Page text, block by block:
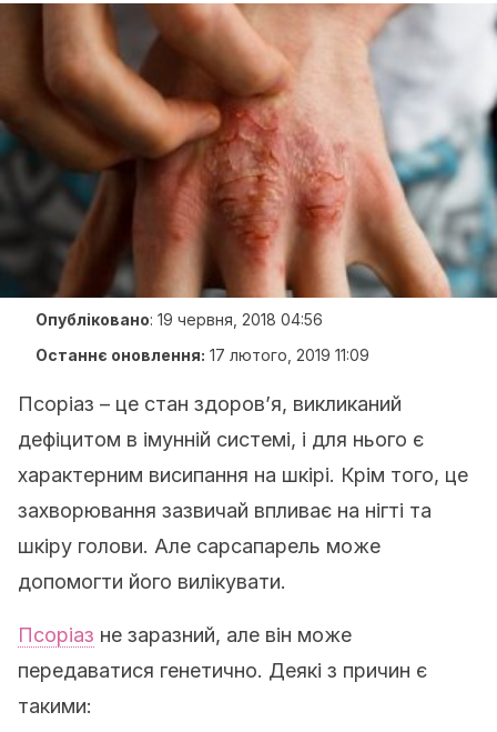
Опубліковано: 19 червня, 2018 04:56
Останнє оновлення: 17 лютого, 2019 11:09
Псоріаз – це стан здоров’я, викликаний
дефіцитом в імунній системі, і для нього є
характерним висипання на шкірі. Крім того, це
захворювання зазвичай впливає на нігті та
шкіру голови. Але сарсапарель може
допомогти його вилікувати.
Псоріаз не заразний, але він може
передаватися генетично. Деякі з причин є
такими: